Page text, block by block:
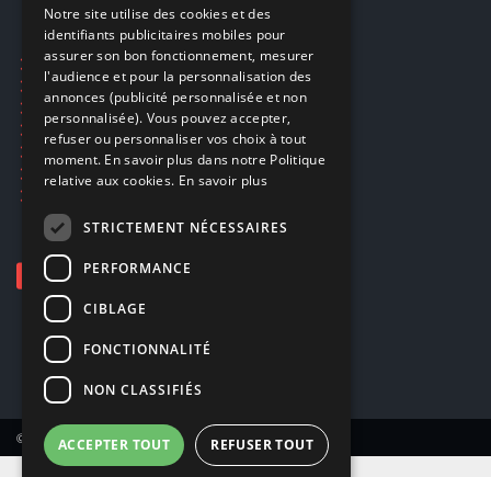
Ecogaming
Expédition & retours
Confidentialité
Conditions générales
EA Sport UFC 6
Call of Duty: Modern Warfare 4
Rachat et revente de jeux en cash
© Copyright 2026 Smartoys SA – Tous droits réservés.
ENGLISH
Notre site utilise des cookies et des
identifiants publicitaires mobiles pour
assurer son bon fonctionnement, mesurer
l'audience et pour la personnalisation des
annonces (publicité personnalisée et non
personnalisée). Vous pouvez accepter,
refuser ou personnaliser vos choix à tout
moment. En savoir plus dans notre Politique
relative aux cookies. En savoir plus
STRICTEMENT NÉCESSAIRES
PERFORMANCE
CIBLAGE
FONCTIONNALITÉ
NON CLASSIFIÉS
ACCEPTER TOUT REFUSER TOUT